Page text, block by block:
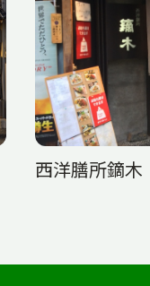
西洋膳所鏑木